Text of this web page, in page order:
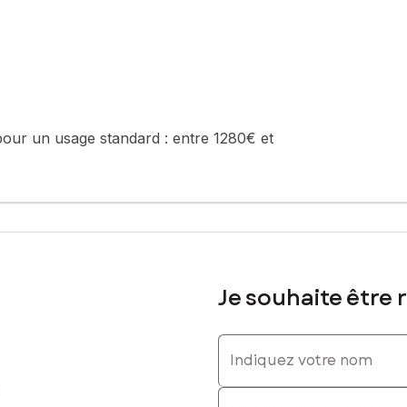
d’amis, dressing ou espace loisirs
et une vue dégagée.
un usage standard : entre 1280€ et
Je souhaite être
Indiquez votre nom
Indiquez votre prénom